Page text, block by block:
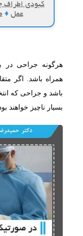
کبودی اطراف
عمل ♦
هرگونه جراحی در
همراه باشد. اگر
باشد و جراحی که
بسیار ناچیز خواهند